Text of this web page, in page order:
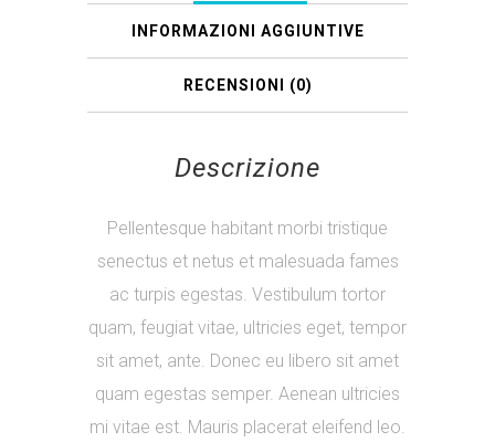
INFORMAZIONI AGGIUNTIVE
RECENSIONI (0)
Descrizione
Pellentesque habitant morbi tristique
senectus et netus et malesuada fames
ac turpis egestas. Vestibulum tortor
quam, feugiat vitae, ultricies eget, tempor
sit amet, ante. Donec eu libero sit amet
quam egestas semper. Aenean ultricies
mi vitae est. Mauris placerat eleifend leo.